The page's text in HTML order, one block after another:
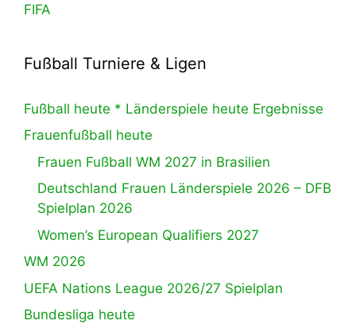
FIFA
Fußball Turniere & Ligen
Fußball heute * Länderspiele heute Ergebnisse
Frauenfußball heute
Frauen Fußball WM 2027 in Brasilien
Deutschland Frauen Länderspiele 2026 – DFB
Spielplan 2026
Women’s European Qualifiers 2027
WM 2026
UEFA Nations League 2026/27 Spielplan
Bundesliga heute